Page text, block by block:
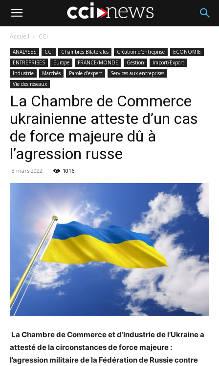
Accueil CCI
ANALYSES CCI Chambres Bilatérales Création d'entreprise
ECONOMIE
ENTREPRISES
Europe FRANCE/MONDE Gestion
Import/Export
Industrie
Marchés Parole d'expert
Services aux entreprises
Vie des réseaux
La Chambre de Commerce
ukrainienne atteste d’un cas
de force majeure dû à
l’agression russe
3 mars 2022 1016
La Chambre de Commerce et d’Industrie de l’Ukraine a
attesté de la circonstances de force majeure :
l’agression militaire de la Fédération de Russie contre